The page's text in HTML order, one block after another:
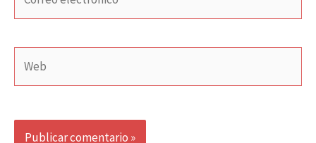
electrónico*